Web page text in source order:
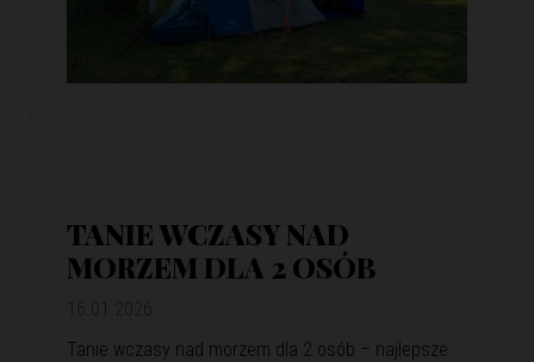
TANIE WCZASY NAD
MORZEM DLA 2 OSÓB
Tanie wczasy nad morzem dla 2 osób – najlepsze